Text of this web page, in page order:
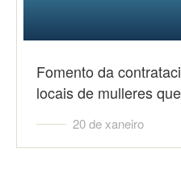
Fomento da
locais de mulleres
20 de xaneiro